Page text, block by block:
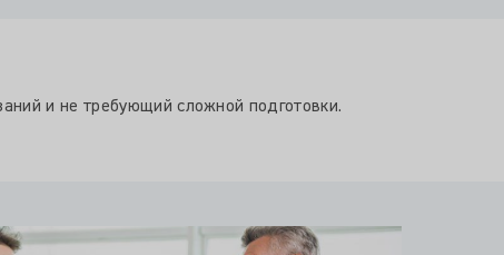
и не требующий сложной подготовки.